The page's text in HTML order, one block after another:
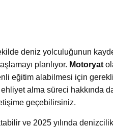
deniz yolculuğunun
planlıyor. Motoryat
eğitim alabilmesi için
alma süreci hakkında
geçebilirsiniz.
ve 2025 yılında